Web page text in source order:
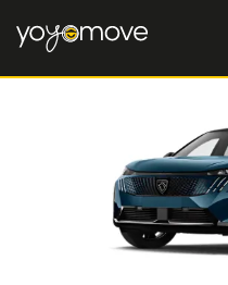
OFERTAS DE RENTING
Particulares
Empresas
OFERTAS DE RENTING
DE CARROS USADOS
QUEM SOMOS